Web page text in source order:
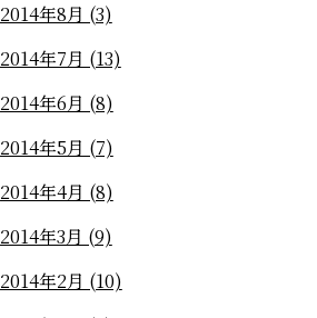
2014年8月 (3)
2014年7月 (13)
2014年6月 (8)
2014年5月 (7)
2014年4月 (8)
2014年3月 (9)
2014年2月 (10)